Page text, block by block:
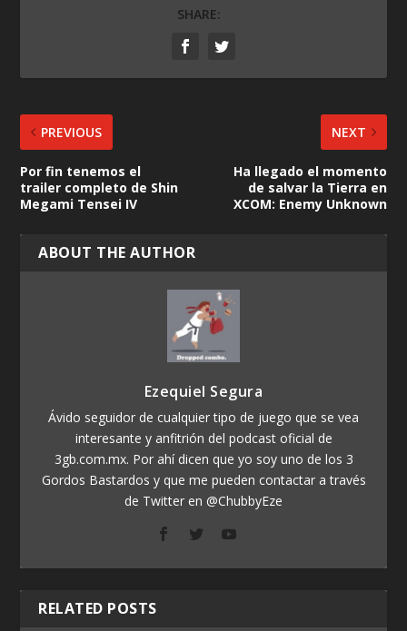
SHARE:
PREVIOUS
Por fin tenemos el
trailer completo de Shin
Megami Tensei IV
NEXT
Ha llegado el momento
de salvar la Tierra en
XCOM: Enemy Unknown
ABOUT THE AUTHOR
Ezequiel Segura
Ávido seguidor de cualquier tipo de juego que se vea
interesante y anfitrión del podcast oficial de
3gb.com.mx. Por ahí dicen que yo soy uno de los 3
Gordos Bastardos y que me pueden contactar a través
de Twitter en @ChubbyEze
RELATED POSTS